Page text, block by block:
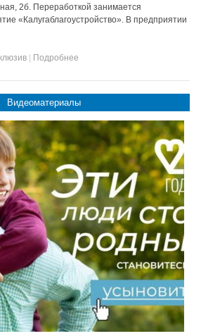
2б. Переработкой занимается
«Калугаблагоустройство». В предприятии
Подробнее
Видеоматериалы